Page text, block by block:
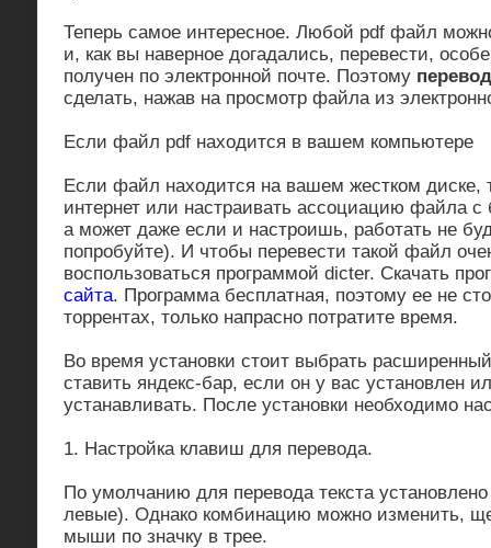
Теперь самое интересное. Любой pdf файл
и, как вы наверное догадались, перевести,
получен по электронной почте. Поэтому
сделать, нажав на просмотр файла из
Если файл pdf находится в вашем компьютере
Если файл находится на вашем жестком диске,
интернет или настраивать ассоциацию файла с
а может даже если и настроишь, работать не
попробуйте). И чтобы перевести такой файл
воспользоваться программой dicter. Скачать
сайта. Программа бесплатная, поэтому ее не
торрентах, только напрасно потратите время.
Во время установки стоит выбрать
ставить яндекс-бар, если он у вас установлен
устанавливать. После установки необходимо
1. Настройка клавиш для перевода.
По умолчанию для перевода текста
левые). Однако комбинацию можно изменить,
мыши по значку в трее.